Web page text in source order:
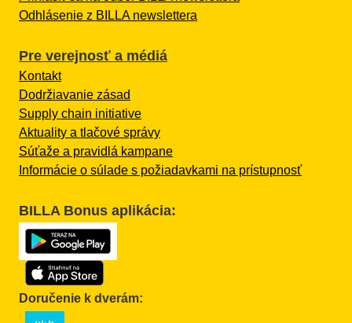
Odhlásenie z BILLA newslettera
Pre verejnosť a médiá
Kontakt
Dodržiavanie zásad
Supply chain initiative
Aktuality a tlačové správy
Súťaže a pravidlá kampane
Informácie o súlade s požiadavkami na prístupnosť
BILLA Bonus aplikácia:
Doručenie k dverám: